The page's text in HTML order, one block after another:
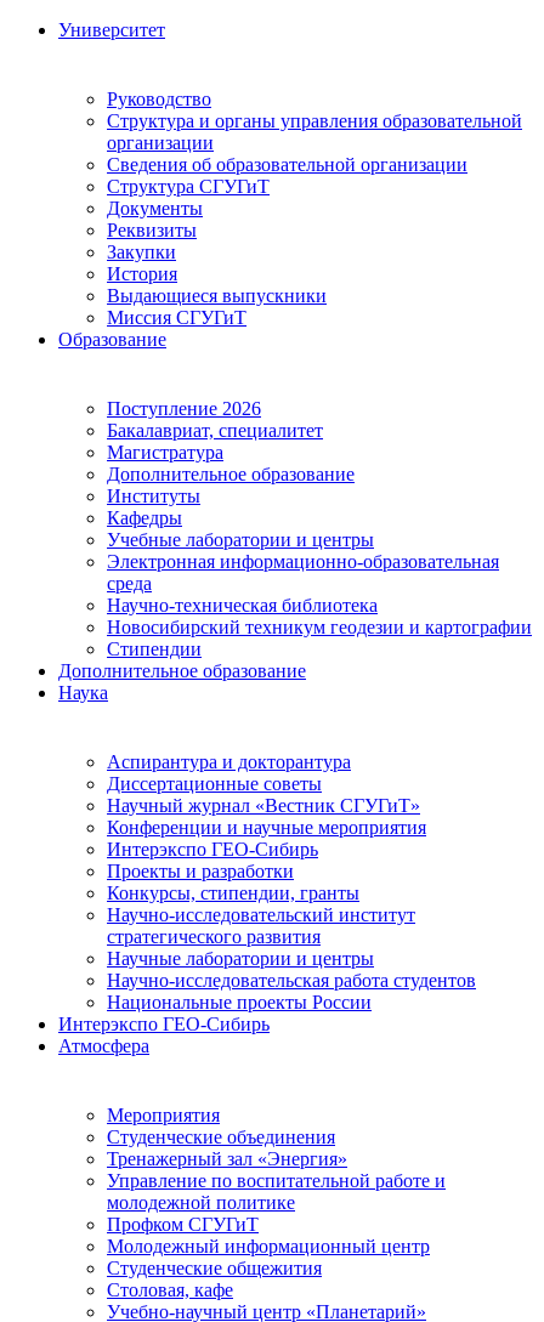
Университет
Руководство
Структура и органы управления образовательной
организации
Сведения об образовательной организации
Структура СГУГиТ
Документы
Реквизиты
Закупки
История
Выдающиеся выпускники
Миссия СГУГиТ
Образование
Поступление 2026
Бакалавриат, специалитет
Магистратура
Дополнительное образование
Институты
Кафедры
Учебные лаборатории и центры
Электронная информационно-образовательная
среда
Научно-техническая библиотека
Новосибирский техникум геодезии и картографии
Стипендии
Дополнительное образование
Наука
Аспирантура и докторантура
Диссертационные советы
Научный журнал «Вестник СГУГиТ»
Конференции и научные мероприятия
Интерэкспо ГЕО-Сибирь
Проекты и разработки
Конкурсы, стипендии, гранты
Научно-исследовательский институт
стратегического развития
Научные лаборатории и центры
Научно-исследовательская работа студентов
Национальные проекты России
Интерэкспо ГЕО-Сибирь
Атмосфера
Мероприятия
Студенческие объединения
Тренажерный зал «Энергия»
Управление по воспитательной работе и
молодежной политике
Профком СГУГиТ
Молодежный информационный центр
Студенческие общежития
Столовая, кафе
Учебно-научный центр «Планетарий»